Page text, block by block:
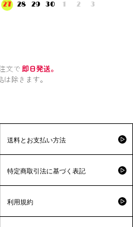
27
28 29 30 1 2 3
文で 即日発送。
除きます。
送料とお支払い方法
特定商取引法に基づく表記
利用規約